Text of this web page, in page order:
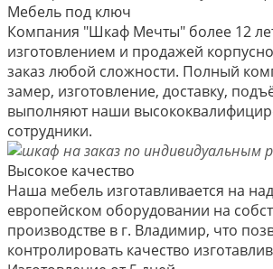
Мебель под ключ
Компания "Шкаф Мечты" более 12
изготовлением и продажей
заказ любой сложности. Полный
замер, изготовление, доставку,
выполняют наши
сотрудники.
Высокое качество
Наша мебель изготавливается на
европейском оборудовании на
производстве в г. Владимир, что
контролировать качество